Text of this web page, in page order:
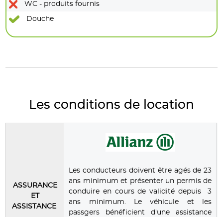
WC - produits fournis
Douche
Les conditions de location
ASSURANCE
ET
ASSISTANCE
Les conducteurs doivent être agés de 23
ans minimum et présenter un permis de
conduire en cours de validité depuis 3
ans minimum. Le véhicule et les
passgers bénéficient d'une assistance